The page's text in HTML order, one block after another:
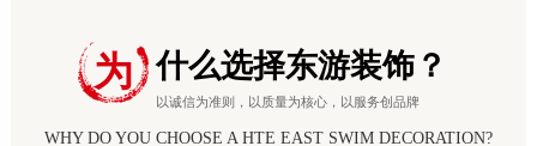
为 什么选择东游装饰？
以诚信为准则，以质量为核心，以服务创品牌
WHY DO YOU CHOOSE A HTE EAST SWIM DECORATION?